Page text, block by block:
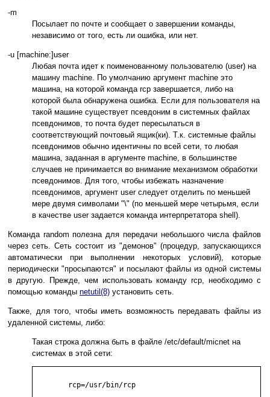
-m
Посылает по почте и сообщает о завершении команды,
независимо от того, есть ли ошибка, или нет.
-u [machine:]user
Любая почта идет к поименованному пользователю (user) на
машину machine. По умолчанию аргумент machine это
машина, на которой команда rcp завершается, либо на
которой была обнаружена ошибка. Если для пользователя на
такой машине существует псевдоним в системных файлах
псевдонимов, то почта будет пересылаться в
соответствующий почтовый ящик(ки). Т.к. системные файлы
псевдонимов обычно идентичны по всей сети, то любая
машина, заданная в аргументе machine, в большинстве
случаев не принимается во внимание механизмом обработки
псевдонимов. Для того, чтобы избежать назначение
псевдонимов, аргумент user следует отделить по меньшей
мере двумя символами "\" (по меньшей мере четырьмя, если
в качестве user задается команда интерпретатора shell).
Команда random полезна для передачи небольшого числа файлов
через сеть. Сеть состоит из "демонов" (процедур, запускающихся
автоматически при выполнении некоторых условий), которые
периодически "просыпаются" и посылают файлы из одной системы
в другую. Прежде, чем использовать команду rcp, необходимо с
помощью команды netutil(8) установить сеть.
Также, для того, чтобы иметь возможность передавать файлы из
удаленной системы, либо:
Такая строка должна быть в файле /etc/default/micnet на
системах в этой сети:
        rcp=/usr/bin/rcp